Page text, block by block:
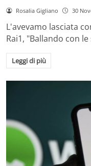
Rosalia Gigliano 30
L'avevamo lasciata
Rai1, "Ballando con
Leggi di più